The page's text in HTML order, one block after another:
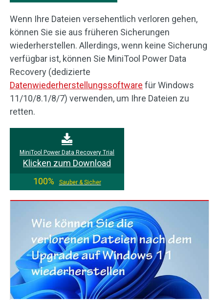
Wenn Ihre Dateien versehentlich verloren gehen,
können Sie sie aus früheren Sicherungen
wiederherstellen. Allerdings, wenn keine Sicherung
verfügbar ist, können Sie MiniTool Power Data
Recovery (dedizierte
Datenwiederherstellungssoftware für Windows
11/10/8.1/8/7) verwenden, um Ihre Dateien zu
retten.
MiniTool Power Data Recovery Trial
Klicken zum Download
100%
Sauber & Sicher